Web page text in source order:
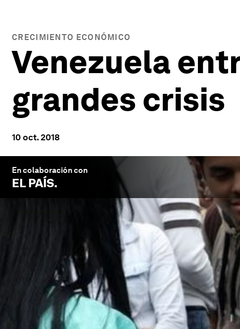
CRECIMIENTO ECONÓMICO
Venezuela
grandes crisis
10 oct. 2018
En colaboración con
EL PAÍS.